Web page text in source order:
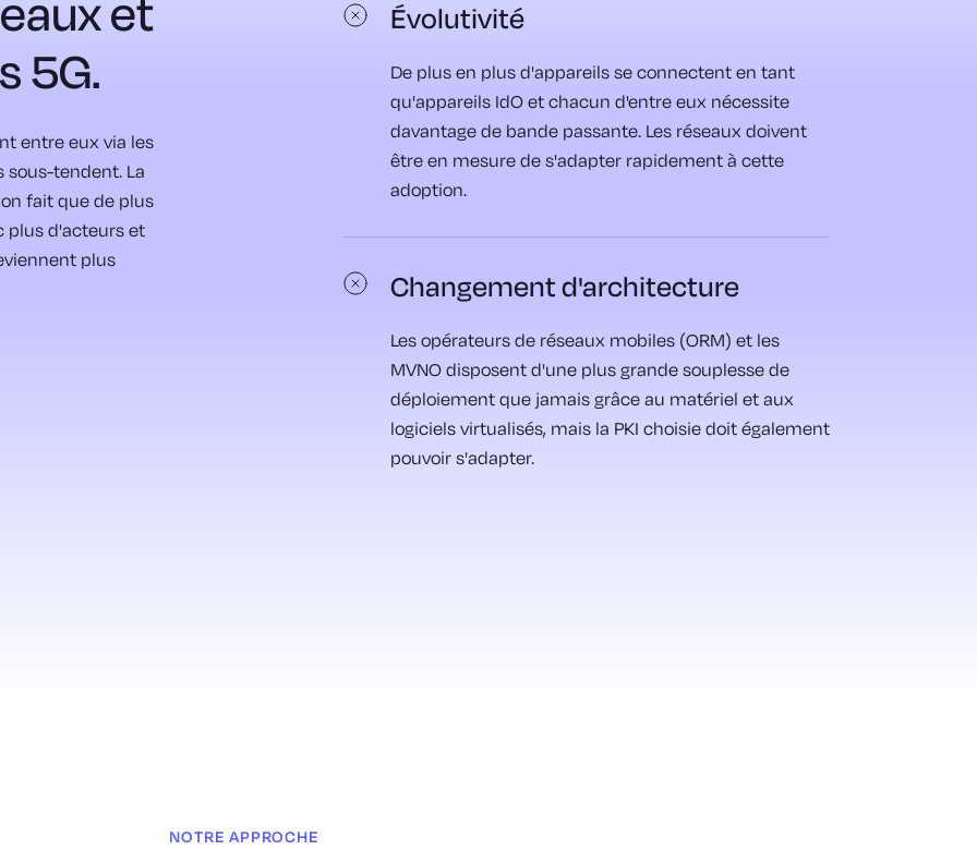
et
5G.
entre eux via les
sous-tendent. La
fait que de plus
plus d'acteurs et
plus
Évolutivité
De plus en plus d'appareils se connectent en tant
qu'appareils IdO et chacun d'entre eux nécessite
davantage de bande passante. Les réseaux doivent
être en mesure de s'adapter rapidement à cette
adoption.
Changement d'architecture
Les opérateurs de réseaux mobiles (ORM) et les
MVNO disposent d'une plus grande souplesse de
déploiement que jamais grâce au matériel et aux
logiciels virtualisés, mais la PKI choisie doit également
pouvoir s'adapter.
NOTRE APPROCHE